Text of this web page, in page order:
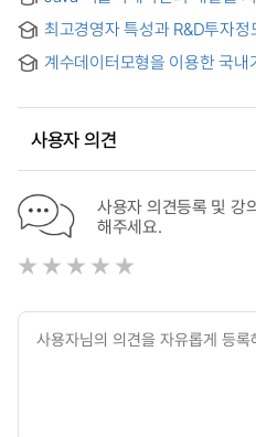
Document and code
development of Java
최고경영자 특성과 R&D투자
Effects of CEO
계수데이터모형을 이용한 국
count data models and the
사용자 의견
사용자 의견등록 및 강
해주세요.